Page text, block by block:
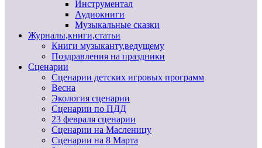
Инструментал
Аудиокниги
Музыкальные сказки
Журналы,книги,статьи
Книги музыканту,ведущему
Поздравления на праздники
Сценарии
Сценарии детских игровых программ
Весна
Экология сценарии
Сценарии по ПДД
23 февраля сценарии
Сценарии на Масленицу
Сценарии на 8 Марта